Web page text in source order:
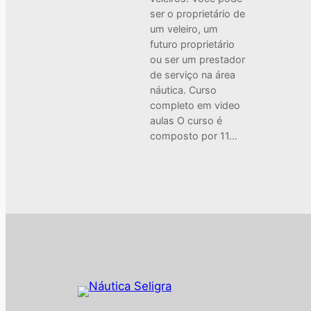
ser o proprietário de
um veleiro, um
futuro proprietário
ou ser um prestador
de serviço na área
náutica. Curso
completo em video
aulas O curso é
composto por 11…